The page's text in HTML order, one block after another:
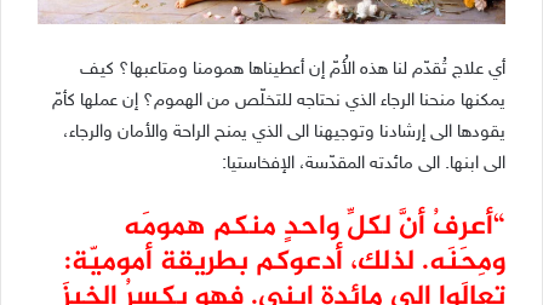
أي علاج تُقدّم لنا هذه الأُمّ إن أعطيناها همومنا ومتاعبها؟ كيف
يمكنها منحنا الرجاء الذي نحتاجه للتخلّص من الهموم؟ إن عملها كأمّ
يقودها الى إرشادنا وتوجيهنا الى الذي يمنح الراحة والأمان والرجاء،
الى ابنها. الى مائدته المقدّسة، الإفخاستيا:
“أعرفُ أنَّ لكلِّ واحدٍ منكم همومَه
ومِحَنَه. لذلك، أدعوكم بطريقة أموميّة: